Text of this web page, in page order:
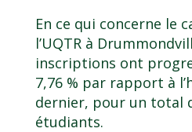
En ce qui concerne le
l’UQTR à
inscriptions ont
7,76 % par rapport à
dernier, pour un total
étudiants.